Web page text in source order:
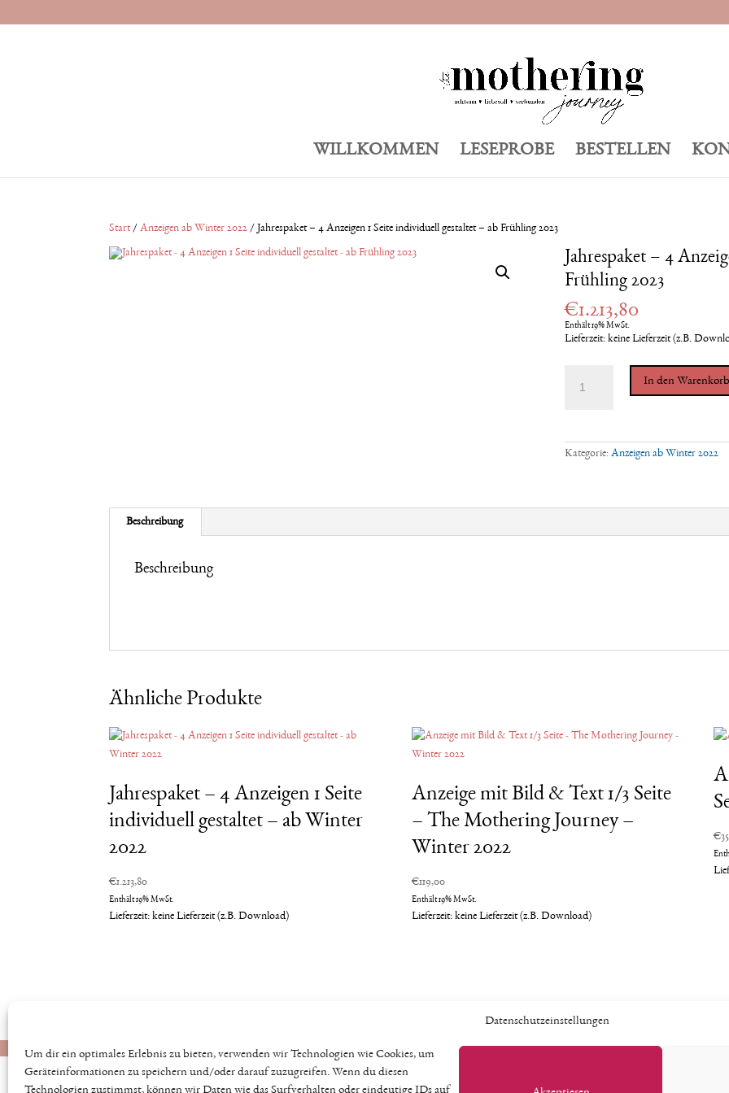
Datenschutzeinstellungen
Um dir ein optimales Erlebnis zu bieten, verwenden wir Technologien wie Cookies, um
Geräteinformationen zu speichern und/oder darauf zuzugreifen. Wenn du diesen
Technologien zustimmst, können wir Daten wie das Surfverhalten oder eindeutige IDs auf
WILLKOMMEN LESEPROBE BESTELLEN
Start/Anzeigen ab Winter 2022 / Jahrespaket – 4 Anzeigen 1 Seite individuell gestaltet – ab Frühling 2023
Jahrespaket – 4
Frühling 2023
€1.213,80
Enthält 19% MwSt.
Lieferzeit: keine Lieferzeit (z.B.
individuell
gestaltet
In den Warenkorb
Kategorie: Anzeigen ab Winter 2022
Beschreibung
Beschreibung
Ähnliche Produkte
Jahrespaket – 4 Anzeigen 1 Seite
individuell gestaltet – ab Winter
2022
€1.213,80
Enthält 19% MwSt.
Lieferzeit: keine Lieferzeit (z.B. Download)
Anzeige mit Bild & Text 1/3 Seite
– The Mothering Journey –
Winter 2022
€119,00
Enthält 19% MwSt.
Lieferzeit: keine Lieferzeit (z.B. Download)
€